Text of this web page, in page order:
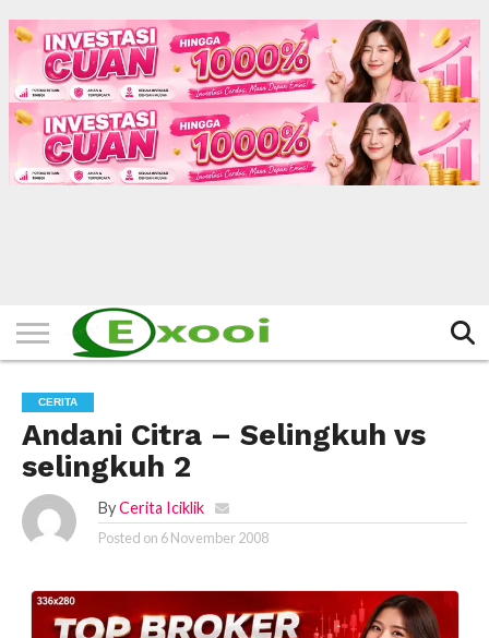
HOME
FILTER
BERITA
BIODATA
CERITA
CERPEN
EKSKLUSIF
FOTO
VIDEO
TIPS
MORE
CERITA
Andani Citra – Selingkuh vs
selingkuh 2
By Cerita Iciklik
Posted on 6 November 2008